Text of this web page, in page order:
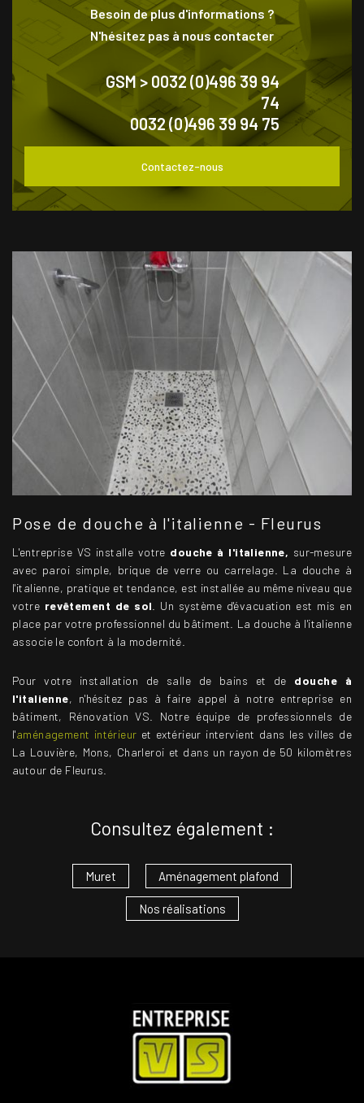
Besoin de plus d'informations ?
N'hésitez pas à nous contacter
GSM > 0032 (0)496 39 94
74
0032 (0)496 39 94 75
Contactez-nous
Pose de douche à l'italienne - Fleurus
L'entreprise VS installe votre douche à l'italienne, sur-mesure
avec paroi simple, brique de verre ou carrelage. La douche à
l'italienne, pratique et tendance, est installée au même niveau que
votre revêtement de sol . Un système d'évacuation est mis en
place par votre professionnel du bâtiment. La douche à l'italienne
associe le confort à la modernité.
Pour votre installation de salle de bains et de douche à
l'italienne, n'hésitez pas à faire appel à notre entreprise en
bâtiment, Rénovation VS. Notre équipe de professionnels de
l'aménagement intérieur et extérieur intervient dans les villes de
La Louvière, Mons, Charleroi et dans un rayon de 50 kilomètres
autour de Fleurus.
Consultez également :
Muret Aménagement plafond
Nos réalisations